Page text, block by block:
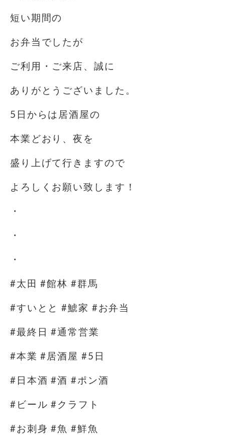
短い期間の
お弁当でしたが
ご利用・ご来店、誠に
ありがとうございました。
5日からは居酒屋の
本業どおり、夜を
盛り上げて行きますので
よろしくお願い致します！
・
・
・
#太田 #館林 #群馬
#すいとと #鯱家 #お弁当
#最終日 #通常営業
#本業 #居酒屋 #5日
#日本酒 #酒 #ポン酒
#ビール #クラフト
#お刺身 #魚 #鮮魚